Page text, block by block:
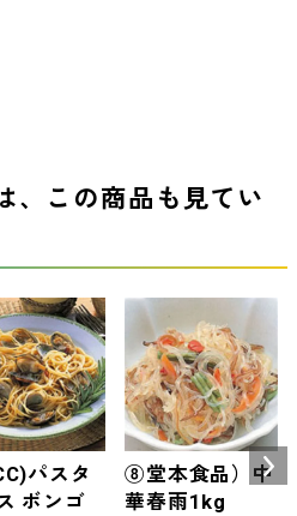
、この商品も見てい
パスタ
ボンゴ
⑧堂本食品）中
華春雨1kg